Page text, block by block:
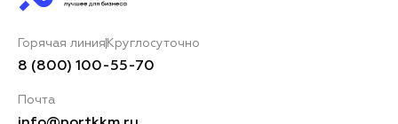
Горячая линия Круглосуточно
8 (800) 100-55-70
Почта